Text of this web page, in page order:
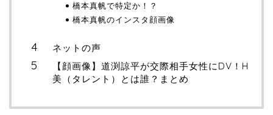
橋本真帆で特定か！？
橋本真帆のインスタ顔画像
ネットの声
【顔画像】道渕諒平が交際相手女性にDV！H
美（タレント）とは誰？まとめ